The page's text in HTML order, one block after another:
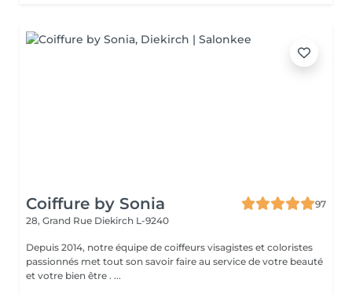
Coiffure by Sonia
97
28, Grand Rue Diekirch L-9240
Depuis 2014, notre équipe de coiffeurs visagistes et coloristes
passionnés met tout son savoir faire au service de votre beauté
et votre bien être . ...